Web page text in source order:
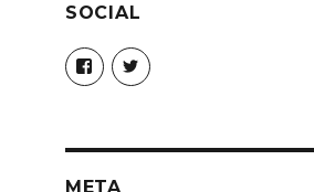
SOCIAL
Profil
von
christoph.fleischer1
anzeigen
Profil
von
anzeigen
META